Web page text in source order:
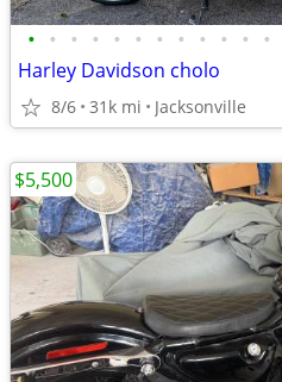
• • • • • • • • • • • •
Harley Davidson cholo
8/6 31k mi Jacksonville
$5,500